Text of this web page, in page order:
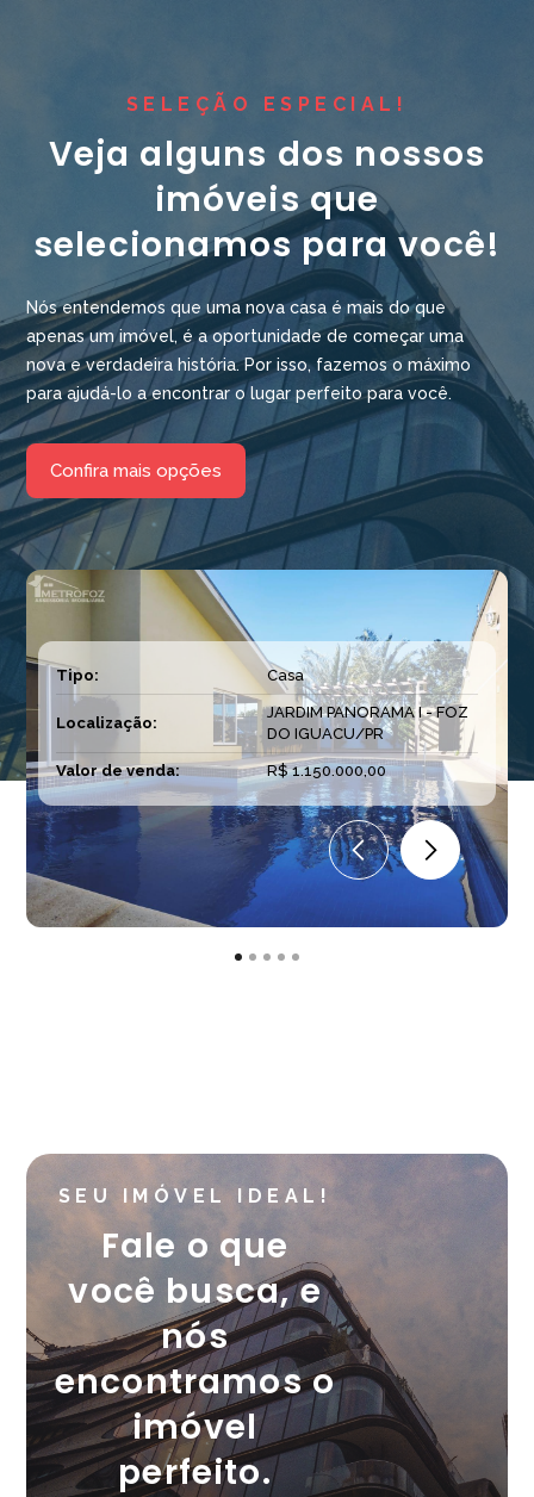
SELEÇÃO ESPECIAL!
Veja alguns dos nossos
imóveis que
selecionamos para você!
Nós entendemos que uma nova casa é mais do que
apenas um imóvel, é a oportunidade de começar uma
nova e verdadeira história. Por isso, fazemos o máximo
para ajudá-lo a encontrar o lugar perfeito para você.
Confira mais opções
Tipo: Casa
Localização:
JARDIM PANORAMA I - FOZ
DO IGUACU/PR
Valor de venda: R$ 1.150.000,00
SEU IMÓVEL IDEAL!
Fale o que
você busca, e
nós
encontramos o
imóvel
perfeito.